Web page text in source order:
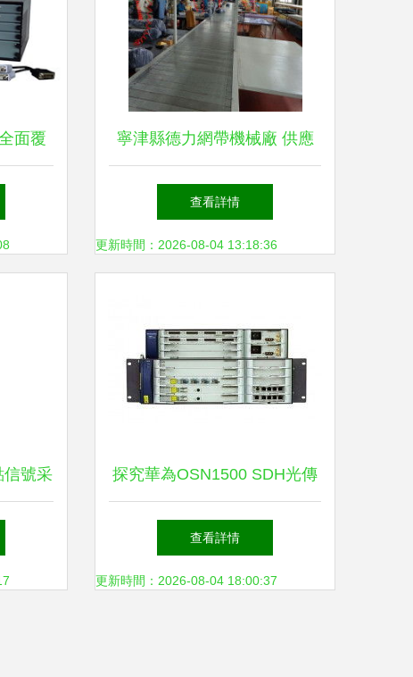
面覆
設備
寧津縣德力網帶機械廠 供應
產品
查看詳情
更新時間：2026-08-04 13:18:36
信號采
輸的
探究華為OSN1500 SDH光傳
輸設備 核心特性與網絡價值
查看詳情
更新時間：2026-08-04 18:00:37